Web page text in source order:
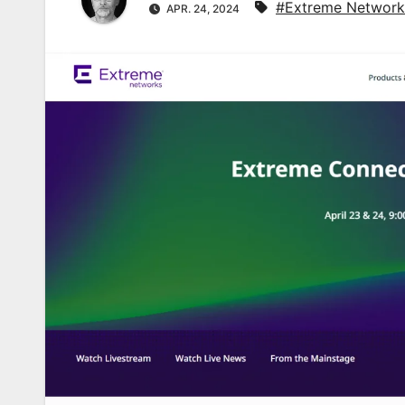
APR. 24, 2024 #Extreme